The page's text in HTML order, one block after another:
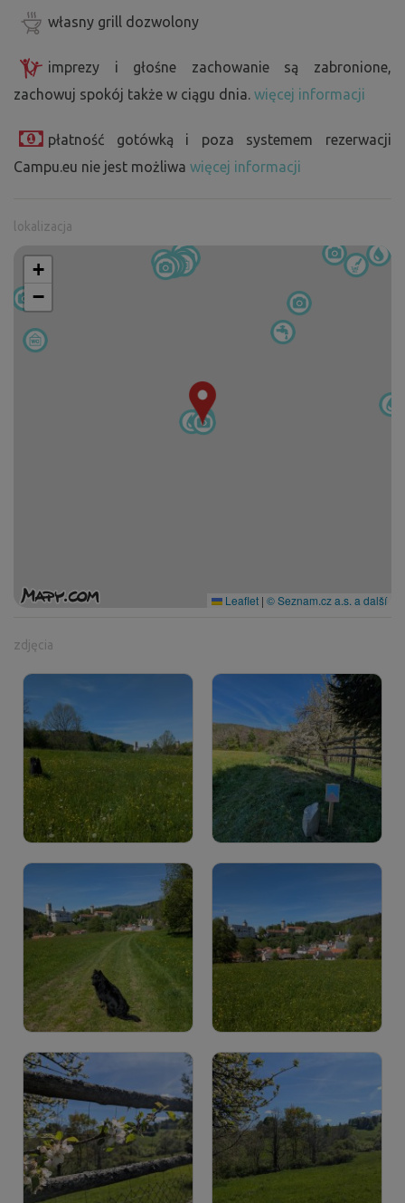
własny grill dozwolony
imprezy i głośne zachowanie są zabronione,
zachowuj spokój także w ciągu dnia. więcej informacji
płatność gotówką i poza systemem rezerwacji
Campu.eu nie jest możliwa więcej informacji
lokalizacja
+
−
Leaflet | © Seznam.cz a.s. a další
zdjęcia